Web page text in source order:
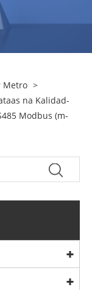
Metro >
na Kalidad-
Modbus (m-